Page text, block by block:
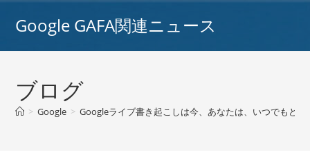
Google GAFA関連ニュース
ブログ
> Google > Googleライブ書き起こしは今、あなたは、いつでもど